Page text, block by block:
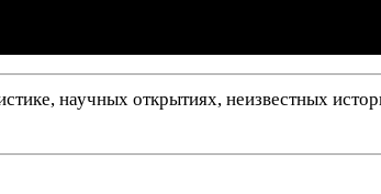
научных открытиях, неизвестных